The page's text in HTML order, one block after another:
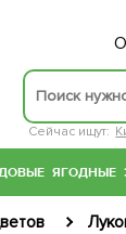
Сейчас ищут:
ЯГОДНЫЕ